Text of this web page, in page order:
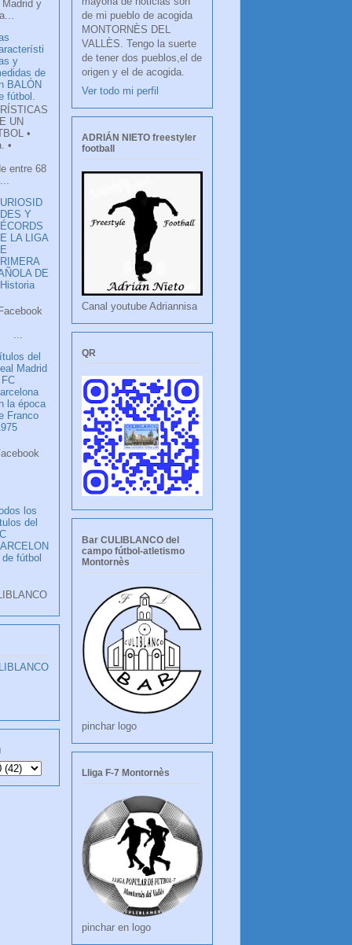
Madrid y
y
de
BALÓN
fútbol.
UN
•
•
entre 68
Y
LA LIGA
DE
del
Madrid
la época
Franco
los
del
de fútbol
de mi pueblo de acogida
MONTORNÈS DEL
VALLÈS. Tengo la suerte
de tener dos pueblos,el de
origen y el de acogida.
Ver todo mi perfil
ADRIÁN NIETO freestyler
football
Canal youtube Adriannisa
QR
Bar CULIBLANCO del
campo fútbol-atletismo
Montornès
pinchar logo
Lliga F-7 Montornès
pinchar en logo